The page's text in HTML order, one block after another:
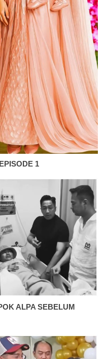
1
ALPA SEBELUM